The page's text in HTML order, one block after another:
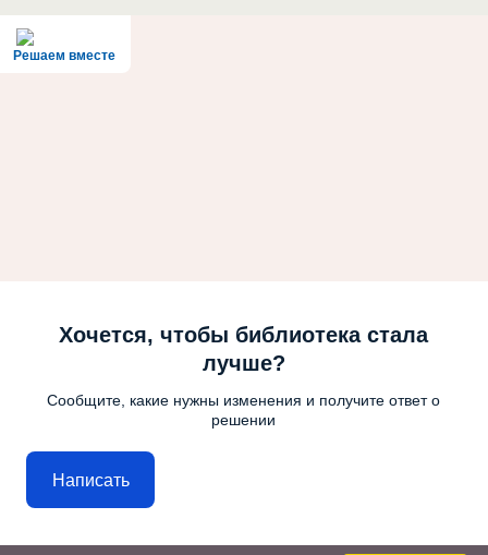
Решаем вместе
Хочется, чтобы библиотека стала
лучше?
Сообщите, какие нужны изменения и получите ответ о
решении
Написать